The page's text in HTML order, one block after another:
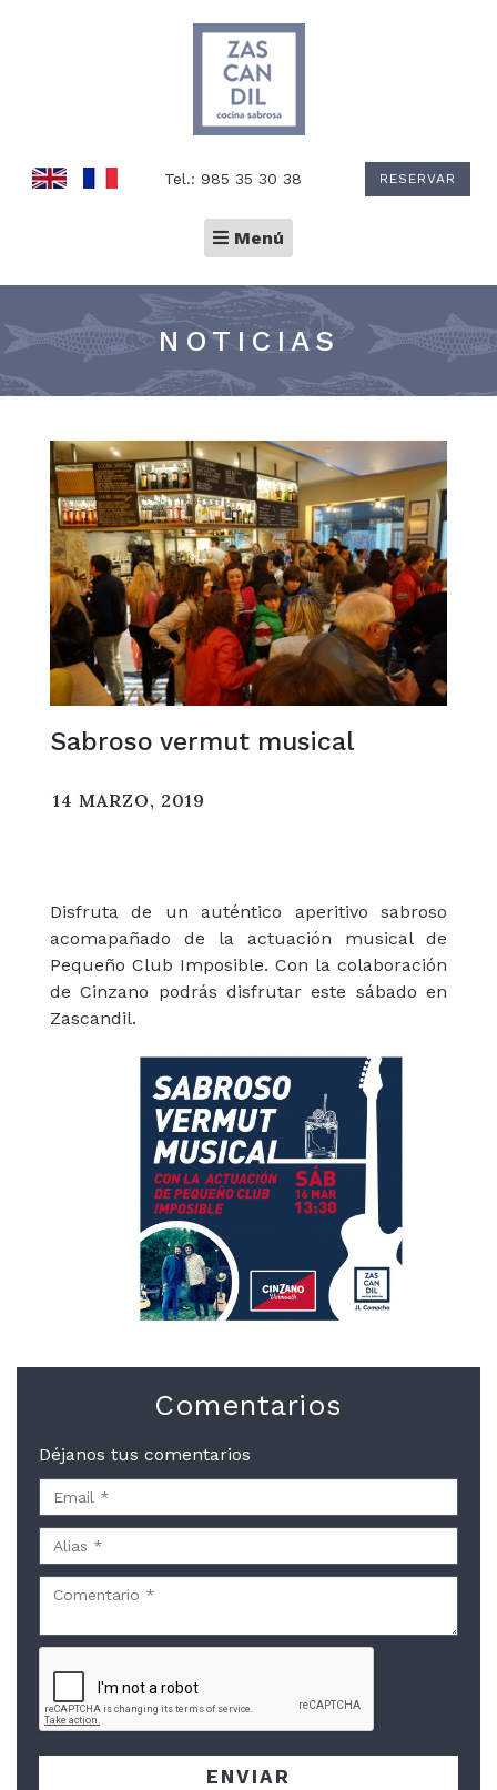
Tel.: 985 35 30 38 RESERVAR
Menú
navigation
NOTICIAS
Sabroso vermut musical
14 MARZO, 2019
Disfruta de un auténtico aperitivo sabroso
acomapañado de la actuación musical de
Pequeño Club Imposible. Con la colaboración
de Cinzano podrás disfrutar este sábado en
Zascandil.
Comentarios
Déjanos tus comentarios
ENVIAR